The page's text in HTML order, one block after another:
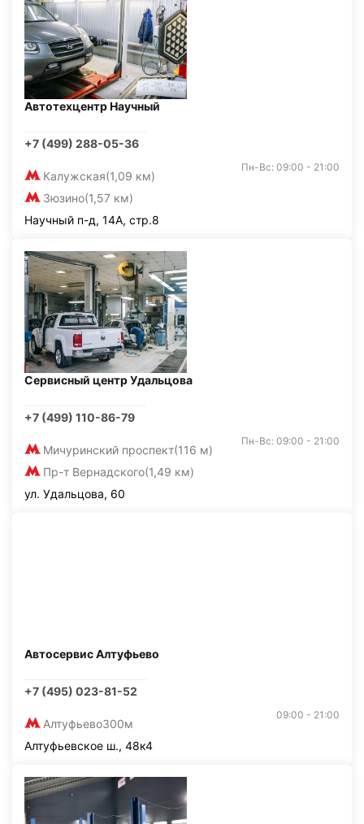
Автотехцентр Научный
+7 (499) 288-05-36
Калужская(1,09 км)
Зюзино(1,57 км)
Пн-Вс: 09:00 - 21:00
Научный п-д, 14А, стр.8
Сервисный центр Удальцова
+7 (499) 110-86-79
Мичуринский проспект(116 м)
Пр-т Вернадского(1,49 км)
Пн-Вс: 09:00 - 21:00
ул. Удальцова, 60
Автосервис Алтуфьево
+7 (495) 023-81-52
Алтуфьево300м
09:00 - 21:00
Алтуфьевское ш., 48к4